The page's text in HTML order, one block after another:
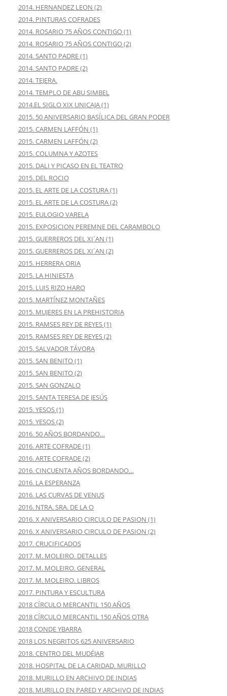
2014. HERNANDEZ LEON (2)
2014. PINTURAS COFRADES
2014. ROSARIO 75 AÑOS CONTIGO (1)
2014. ROSARIO 75 AÑOS CONTIGO (2)
2014. SANTO PADRE (1)
2014. SANTO PADRE (2)
2014. TEJERA.
2014. TEMPLO DE ABU SIMBEL
2014.EL SIGLO XIX UNICAJA (1)
2015. 50 ANIVERSARIO BASÍLICA DEL GRAN PODER
2015. CARMEN LAFFÓN (1)
2015. CARMEN LAFFÓN (2)
2015. COLUMNA Y AZOTES
2015. DALI Y PICASO EN EL TEATRO
2015. DEL ROCIO
2015. EL ARTE DE LA COSTURA (1)
2015. EL ARTE DE LA COSTURA (2)
2015. EULOGIO VARELA
2015. EXPOSICION PEREMNE DEL CARAMBOLO
2015. GUERREROS DEL XI´AN (1)
2015. GUERREROS DEL XI´AN (2)
2015. HERRERA ORIA
2015. LA HINIESTA
2015. LUIS RIZO HARO
2015. MARTÍNEZ MONTAÑES
2015. MUJERES EN LA PREHISTORIA
2015. RAMSES REY DE REYES (1)
2015. RAMSES REY DE REYES (2)
2015. SALVADOR TÁVORA
2015. SAN BENITO (1)
2015. SAN BENITO (2)
2015. SAN GONZALO
2015. SANTA TERESA DE JESÚS
2015. YESOS (1)
2015. YESOS (2)
2016. 50 AÑOS BORDANDO…
2016. ARTE COFRADE (1)
2016. ARTE COFRADE (2)
2016. CINCUENTA AÑOS BORDANDO…
2016. LA ESPERANZA
2016. LAS CURVAS DE VENUS
2016. NTRA. SRA. DE LA O
2016. X ANIVERSARIO CIRCULO DE PASION (1)
2016. X ANIVERSARIO CIRCULO DE PASION (2)
2017. CRUCIFICADOS
2017. M. MOLEIRO. DETALLES
2017. M. MOLEIRO. GENERAL
2017. M. MOLEIRO. LIBROS
2017. PINTURA Y ESCULTURA
2018 CÍRCULO MERCANTIL 150 AÑOS
2018 CÍRCULO MERCANTIL 150 AÑOS OTRA
2018 CONDE YBARRA
2018 LOS NEGRITOS 625 ANIVERSARIO
2018. CENTRO DEL MUDÉJAR
2018. HOSPITAL DE LA CARIDAD. MURILLO
2018. MURILLO EN ARCHIVO DE INDIAS
2018. MURILLO EN PARED Y ARCHIVO DE INDIAS